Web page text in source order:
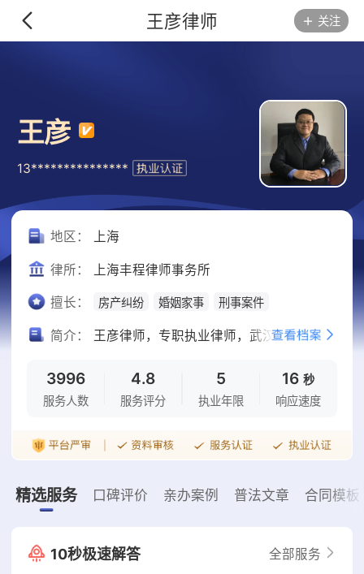
王彦律师 关注
王彦
13***************
地区： 上海
律所： 上海丰程律师事务所
擅长： 房产纠纷 婚姻家事 刑事案件
简介： 王彦律师，专职执业律师，武汉大学法学硕士。从2004年开始从事律师业务，在民、商等法律领域具有非常丰富的工作经验。曾为多家世界500强企业担任常年法律顾问，在东方广播电台东方大律师栏目担任节目嘉宾，在《新民晚报》市井法案栏目发表专家评论意见，并受上海市虹口区人民政府选派在区法律中心和区法院任职。
3996
服务人数
4.8
服务评分
5
执业年限
16 秒
响应速度
精选服务 口碑评价 亲办案例 普法文章 合同模板
10秒极速解答 全部服务